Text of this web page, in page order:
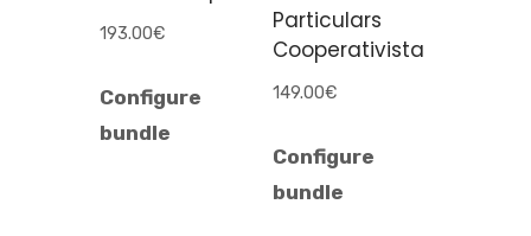
193.00€
Configure
bundle
Particulars
Cooperativista
149.00€
Configure
bundle